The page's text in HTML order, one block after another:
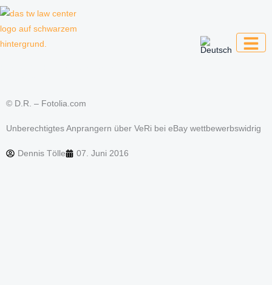
Zum
© D.R. – Fotolia.com
Unberechtigtes Anprangern über VeRi bei eBay wettbewerbswidrig
Dennis Tölle 07. Juni 2016